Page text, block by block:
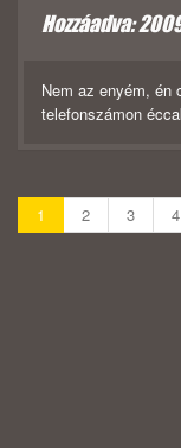
Hozzáadva:
Nem az enyém, én
telefonszámon
1 2 3 4